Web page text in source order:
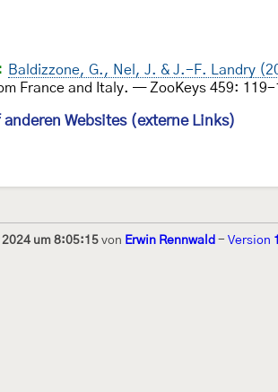
Baldizzone, G., Nel, J. & J.-F. Landry
France and Italy. — ZooKeys 459:
Websites (externe Links)
um 8:05:15 von Erwin Rennwald - Version